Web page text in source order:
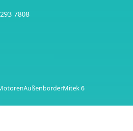
7808
AußenborderMitek 6